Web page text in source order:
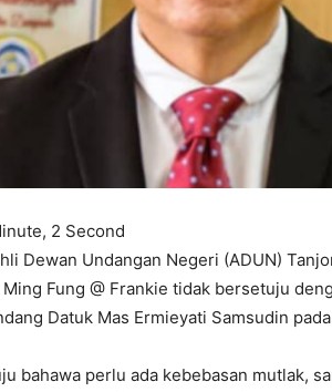
2 Second
Dewan Undangan Negeri (ADUN)
Fung @ Frankie tidak bersetuju
Datuk Mas Ermieyati Samsudin
bahawa perlu ada kebebasan mutlak,